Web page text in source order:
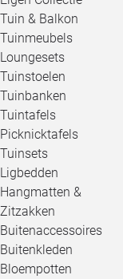
Tuin & Balkon
Tuinmeubels
Loungesets
Tuinstoelen
Tuinbanken
Tuintafels
Picknicktafels
Tuinsets
Ligbedden
Hangmatten &
Zitzakken
Buitenaccessoires
Buitenkleden
Bloempotten